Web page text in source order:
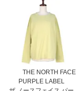
THE NORTH FACE
PURPLE LABEL